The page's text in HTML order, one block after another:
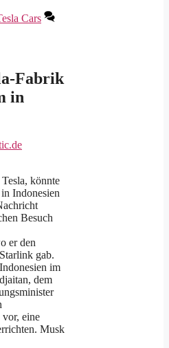
Cars
Fabrik
in
könnte
Indonesien
Besuch
er den
gab.
im
dem
eine
Musk